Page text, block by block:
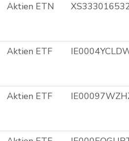
Aktien ETN
Aktien ETF
Aktien ETF